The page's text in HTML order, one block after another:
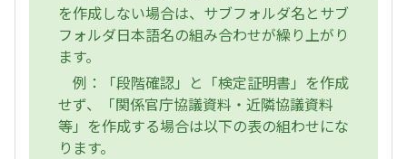
を作成しない場合は、サブフォルダ名とサブ
フォルダ日本語名の組み合わせが繰り上がり
ます。
例：「段階確認」と「検定証明書」を作成
せず、「関係官庁協議資料・近隣協議資料
等」を作成する場合は以下の表の組わせにな
ります。